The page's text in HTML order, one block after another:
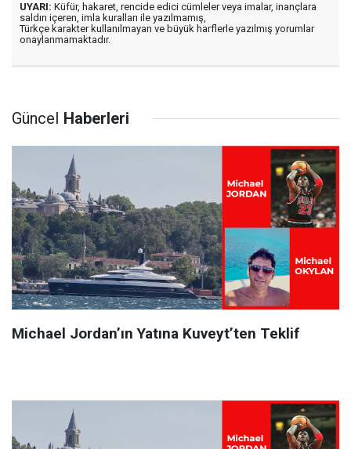
UYARI: Küfür, hakaret, rencide edici cümleler veya imalar, inançlara
saldırı içeren, imla kuralları ile yazılmamış,
Türkçe karakter kullanılmayan ve büyük harflerle yazılmış yorumlar
onaylanmamaktadır.
Güncel Haberleri
Michael Jordan’ın Yatına Kuveyt’ten Teklif